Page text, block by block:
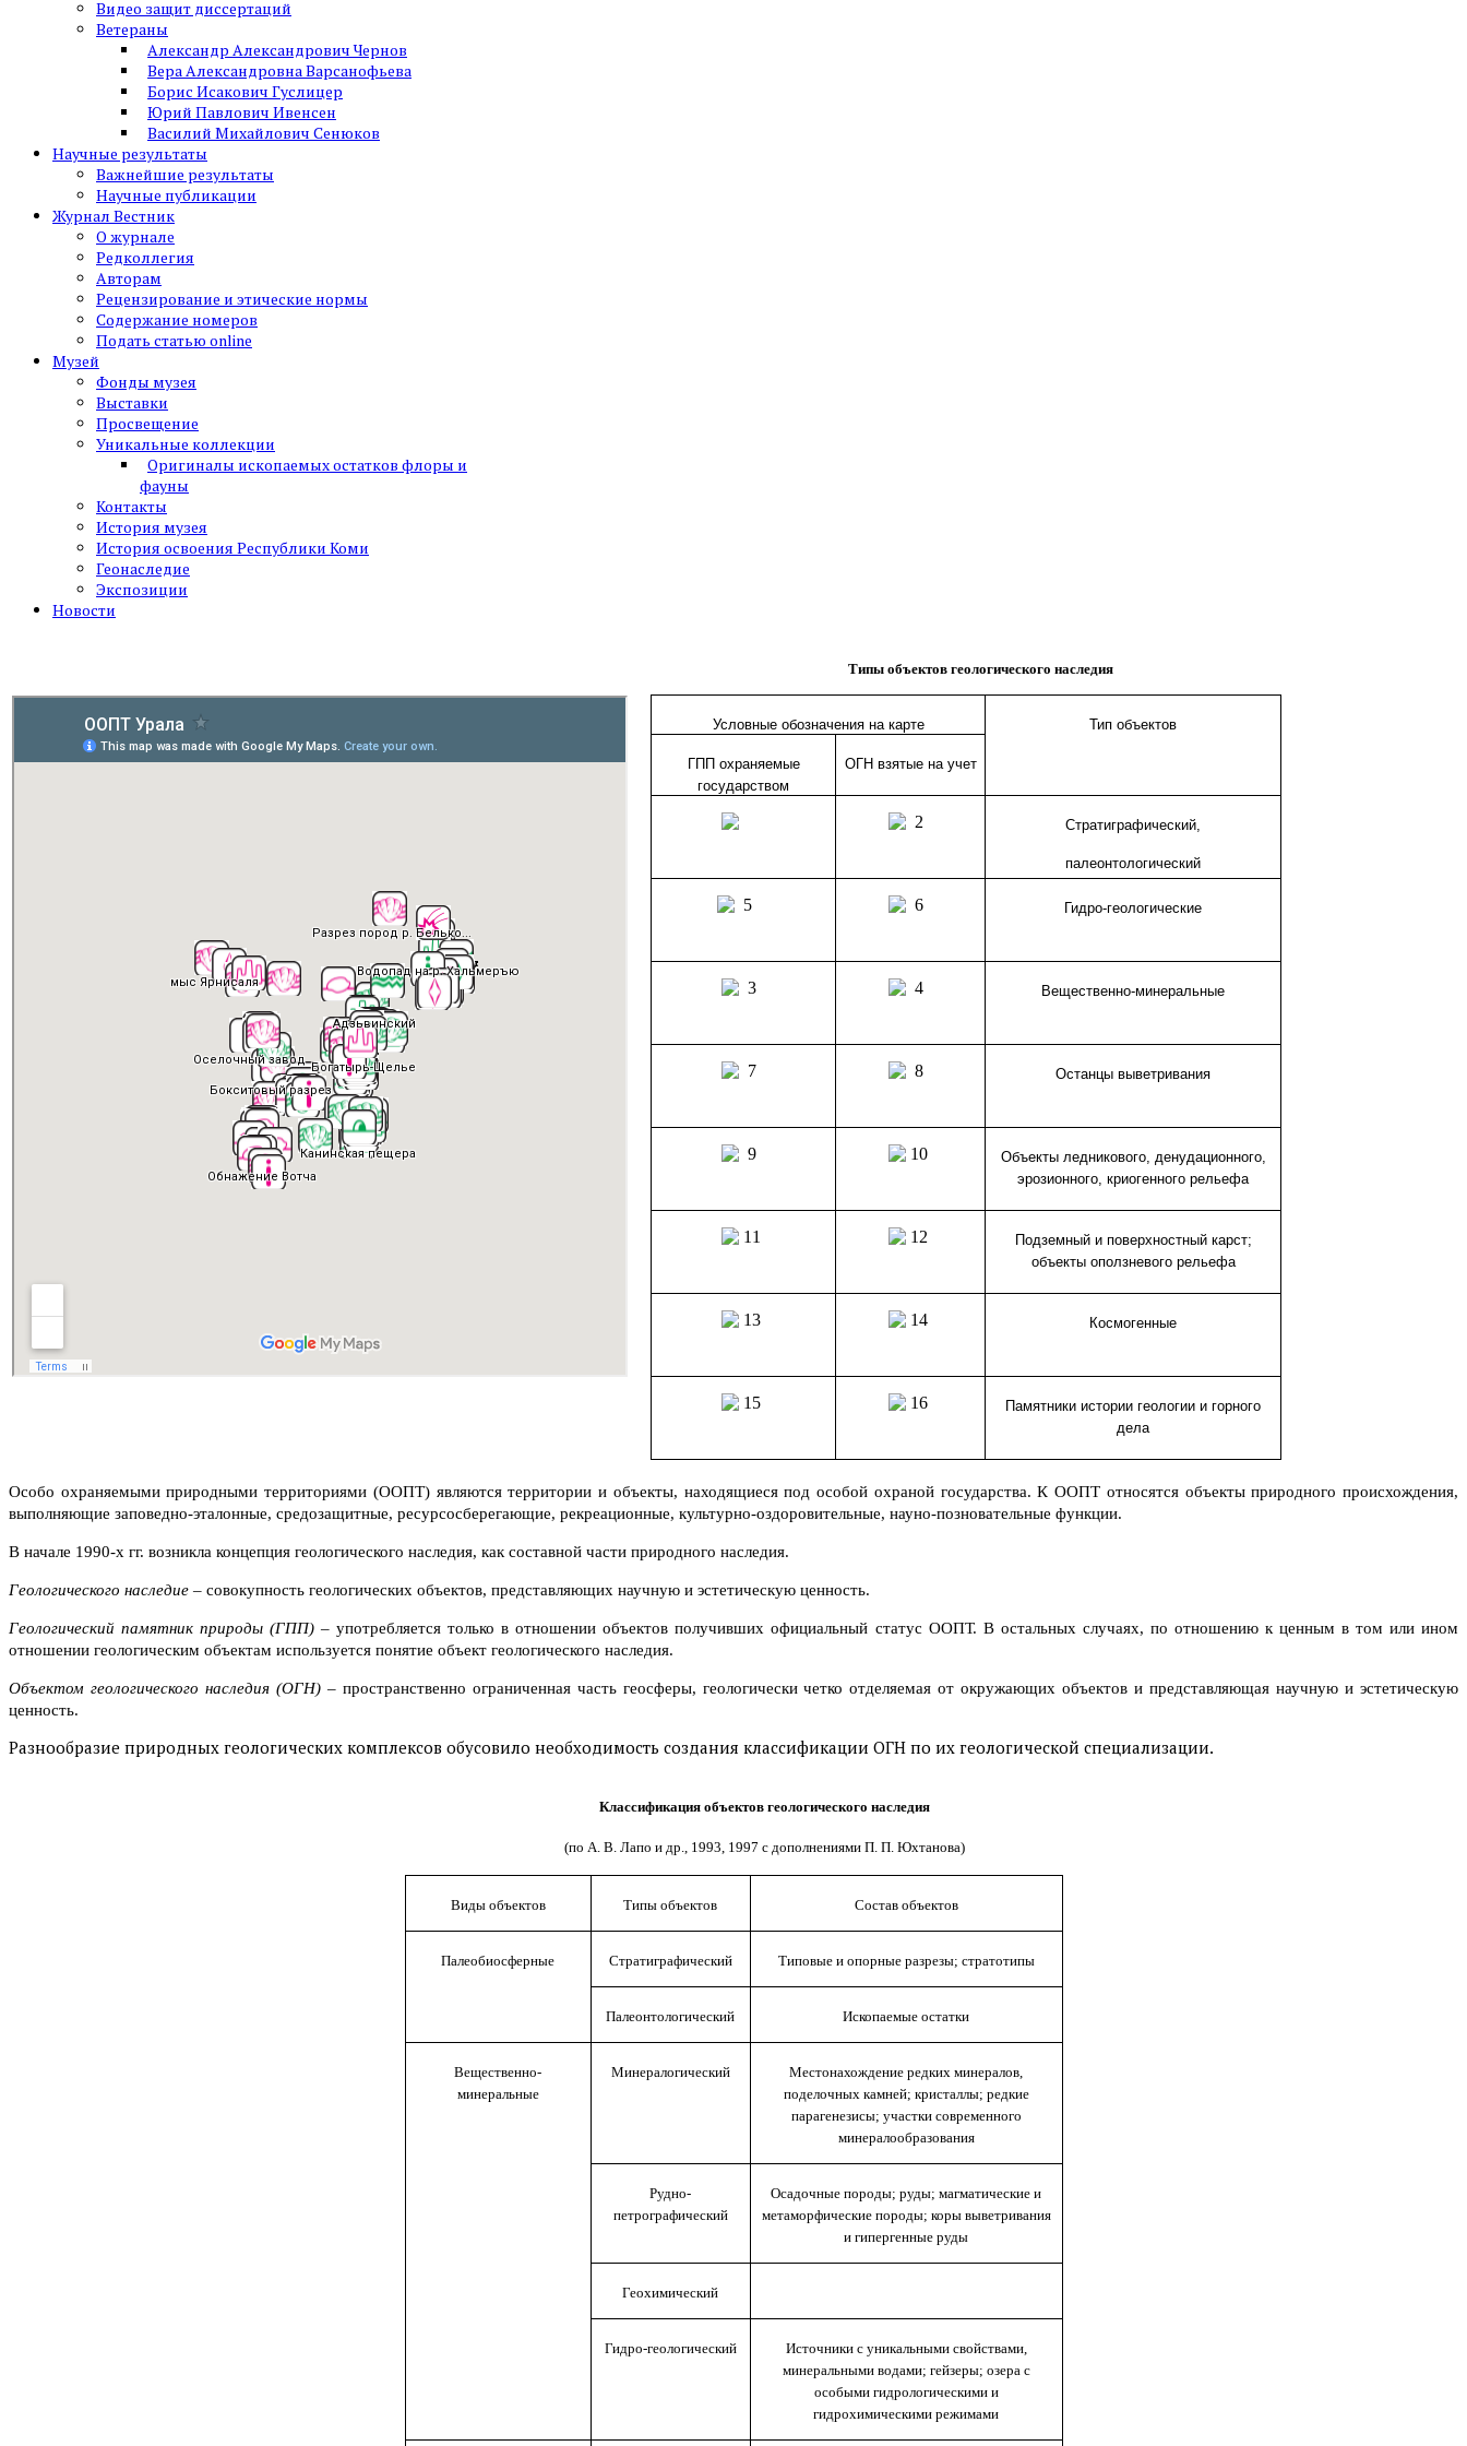
Видео защит диссертаций
Ветераны
Александр Александрович Чернов
Вера Александровна Варсанофьева
Борис Исакович Гуслицер
Юрий Павлович Ивенсен
Василий Михайлович Сенюков
Научные результаты
Важнейшие результаты
Научные публикации
Журнал Вестник
О журнале
Редколлегия
Авторам
Рецензирование и этические нормы
Содержание номеров
Подать статью online
Музей
Фонды музея
Выставки
Просвещение
Уникальные коллекции
Оригиналы ископаемых остатков флоры и
фауны
Контакты
История музея
История освоения Республики Коми
Геонаследие
Экспозиции
Новости
Типы объектов геологического наследия
Условные обозначения на карте Тип объектов
ГПП охраняемые
государством
ОГН взятые на учет
Стратиграфический,
палеонтологический
Гидро-геологические
Вещественно-минеральные
Останцы выветривания
Объекты ледникового, денудационного,
эрозионного, криогенного рельефа
Подземный и поверхностный карст;
объекты оползневого рельефа
Космогенные
Памятники истории геологии и горного
дела
Особо охраняемыми природными территориями (ООПТ) являются территории и объекты, находящиеся под особой охраной государства. К ООПТ относятся объекты природного происхождения,
выполняющие заповедно-эталонные, средозащитные, ресурсосберегающие, рекреационные, культурно-оздоровительные, науно-позновательные функции.
В начале 1990-х гг. возникла концепция геологического наследия, как составной части природного наследия.
Геологического наследие – совокупность геологических объектов, представляющих научную и эстетическую ценность.
Геологический памятник природы (ГПП) – употребляется только в отношении объектов получивших официальный статус ООПТ. В остальных случаях, по отношению к ценным в том или ином
отношении геологическим объектам используется понятие объект геологического наследия.
Объектом геологического наследия (ОГН)– пространственно ограниченная часть геосферы, геологически четко отделяемая от окружающих объектов и представляющая научную и эстетическую
ценность.
Разнообразие природных геологических комплексов обусовило необходимость создания классификации ОГН по их геологической специализации.
Классификация объектов геологического наследия
(по А. В. Лапо и др., 1993, 1997 с дополнениями П. П. Юхтанова)
Виды объектов Типы объектов Состав объектов
Палеобиосферные Стратиграфический Типовые и опорные разрезы; стратотипы
Палеонтологический Ископаемые остатки
Вещественно-
минеральные
Минералогический
Местонахождение редких минералов,
поделочных камней; кристаллы; редкие
парагенезисы; участки современного
минералообразования
Рудно-
петрографический
Осадочные породы; руды; магматические и
метаморфические породы; коры выветривания
и гипергенные руды
Геохимический
Гидро-геологический
Источники с уникальными свойствами,
минеральными водами; гейзеры; озера с
особыми гидрологическими и
гидрохимическими режимами